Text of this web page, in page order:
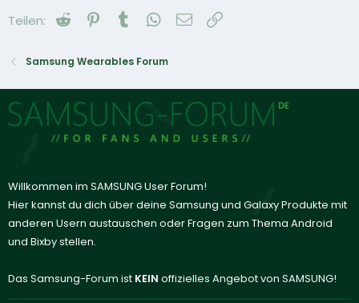
Teilen: Reddit Pinterest
Tumblr WhatsApp
E-Mail
Samsung Wearables Forum
Willkommen im SAMSUNG User Forum!
Hier kannst du dich über deine Samsung und Galaxy Produkte mit
anderen Usern austauschen oder Fragen zum Thema Android
und Bixby stellen.
Das Samsung-Forum ist KEIN offizielles Angebot von SAMSUNG!